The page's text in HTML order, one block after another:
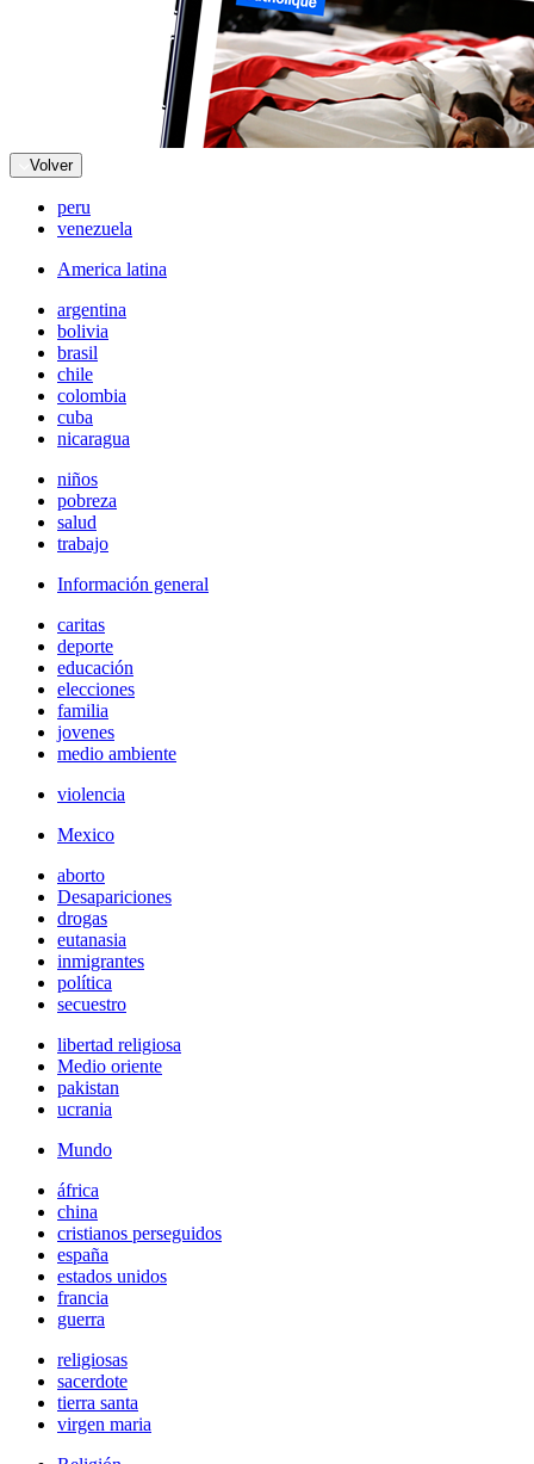
Volver
peru
venezuela
America latina
argentina
bolivia
brasil
chile
colombia
cuba
nicaragua
niños
pobreza
salud
trabajo
Información general
caritas
deporte
educación
elecciones
familia
jovenes
medio ambiente
violencia
Mexico
aborto
Desapariciones
drogas
eutanasia
inmigrantes
política
secuestro
libertad religiosa
Medio oriente
pakistan
ucrania
Mundo
áfrica
china
cristianos perseguidos
españa
estados unidos
francia
guerra
religiosas
sacerdote
tierra santa
virgen maria